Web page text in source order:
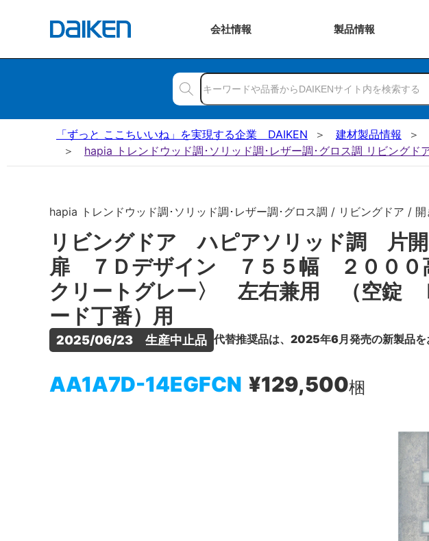
会社情報 製品情報
「ずっと ここちいいね」を実現する企業 DAIKEN 建材製品情報
hapia トレンドウッド調･ソリッド調･レザー調･グロス調 リビングド
hapia トレンドウッド調･ソリッド調･レザー調･グロス調 / リビングドア / 開
リビングドア ハピアソリッド調 片
扉 ７Ｄデザイン ７５５幅 ２００
クリートグレー〉 左右兼用 （空錠
ード丁番）用
2025/06/23　生産中止品 代替推奨品は、2025年6月発売の新製品を
AA1A7D-14EGFCN ¥129,500梱